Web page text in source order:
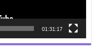
01:31:17